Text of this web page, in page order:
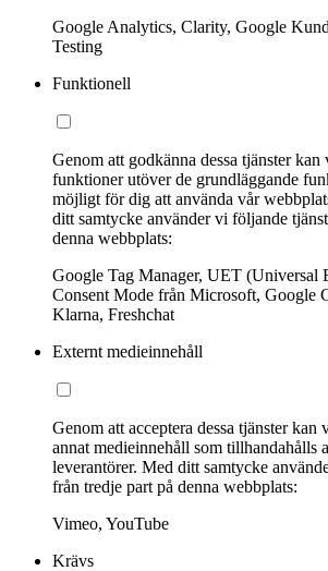
Google Analytics, Clarity, Google
Testing
Funktionell
Genom att godkänna dessa tjänster
funktioner utöver de grundläggande
möjligt för dig att använda vår
ditt samtycke använder vi följande
denna webbplats:
Google Tag Manager, UET (Universal
Consent Mode från Microsoft, Google
Klarna, Freshchat
Externt medieinnehåll
Genom att acceptera dessa tjänster
annat medieinnehåll som tillhandahålls
leverantörer. Med ditt samtycke
från tredje part på denna webbplats:
Vimeo, YouTube
Krävs